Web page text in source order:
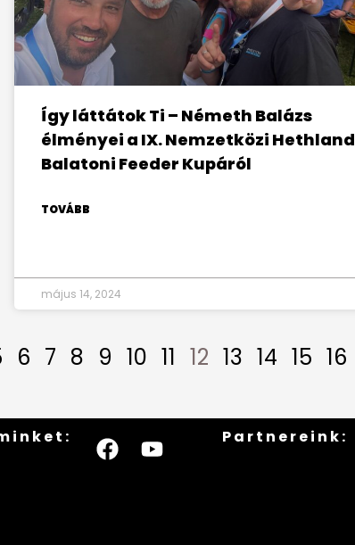
Így láttátok Ti – Németh Balázs
élményei a IX. Nemzetközi Hethland
Balatoni Feeder Kupáról
TOVÁBB
május 14, 2024
6 7 8 9 10 11 12 13 14 15 16
Partnereink: